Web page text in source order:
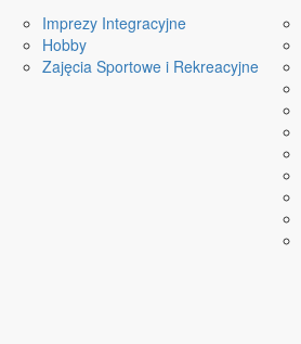
Imprezy Integracyjne
Hobby
Zajęcia Sportowe i Rekreacyjne